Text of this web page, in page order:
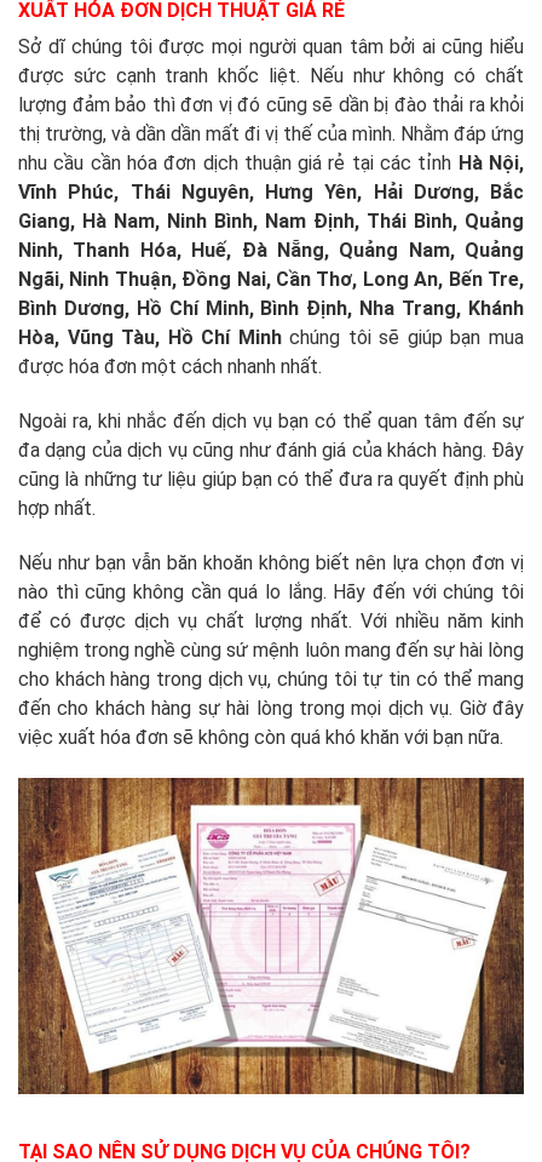
XUẤT HÓA ĐƠN DỊCH THUẬT GIÁ RẺ
Sở dĩ chúng tôi được mọi người quan tâm bởi ai cũng hiểu
được sức cạnh tranh khốc liệt. Nếu như không có chất
lượng đảm bảo thì đơn vị đó cũng sẽ dần bị đào thải ra khỏi
thị trường, và dần dần mất đi vị thế của mình. Nhằm đáp ứng
nhu cầu cần hóa đơn dịch thuận giá rẻ tại các tỉnh Hà Nội,
Vĩnh Phúc, Thái Nguyên, Hưng Yên, Hải Dương, Bắc
Giang, Hà Nam, Ninh Bình, Nam Định, Thái Bình, Quảng
Ninh, Thanh Hóa, Huế, Đà Nẵng, Quảng Nam, Quảng
Ngãi, Ninh Thuận, Đồng Nai, Cần Thơ, Long An, Bến Tre,
Bình Dương, Hồ Chí Minh, Bình Định, Nha Trang, Khánh
Hòa, Vũng Tàu, Hồ Chí Minhchúng tôi sẽ giúp bạn mua
được hóa đơn một cách nhanh nhất.
Ngoài ra, khi nhắc đến dịch vụ bạn có thể quan tâm đến sự
đa dạng của dịch vụ cũng như đánh giá của khách hàng. Đây
cũng là những tư liệu giúp bạn có thể đưa ra quyết định phù
hợp nhất.
Nếu như bạn vẫn băn khoăn không biết nên lựa chọn đơn vị
nào thì cũng không cần quá lo lắng. Hãy đến với chúng tôi
để có được dịch vụ chất lượng nhất. Với nhiều năm kinh
nghiệm trong nghề cùng sứ mệnh luôn mang đến sự hài lòng
cho khách hàng trong dịch vụ, chúng tôi tự tin có thể mang
đến cho khách hàng sự hài lòng trong mọi dịch vụ. Giờ đây
việc xuất hóa đơn sẽ không còn quá khó khăn với bạn nữa.
TẠI SAO NÊN SỬ DỤNG DỊCH VỤ CỦA CHÚNG TÔI?